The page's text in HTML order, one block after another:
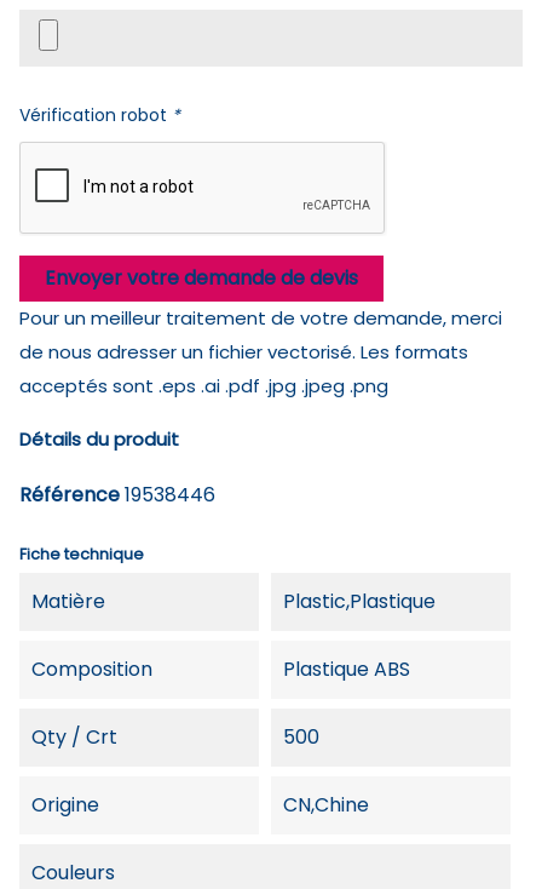
Vérification robot *
Envoyer votre demande de devis
Pour un meilleur traitement de votre demande, merci
de nous adresser un fichier vectorisé. Les formats
acceptés sont .eps .ai .pdf .jpg .jpeg .png
Détails du produit
Référence19538446
Fiche technique
Matière Plastic,Plastique
Composition Plastique ABS
Qty / Crt 500
Origine CN,Chine
Couleurs